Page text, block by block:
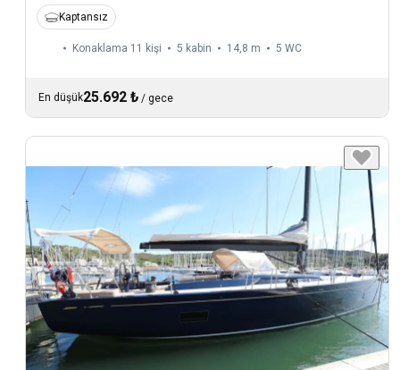
Kaptansız
Konaklama 11 kişi 5 kabin 14,8 m 5 WC
En düşük25.692 ₺ / gece